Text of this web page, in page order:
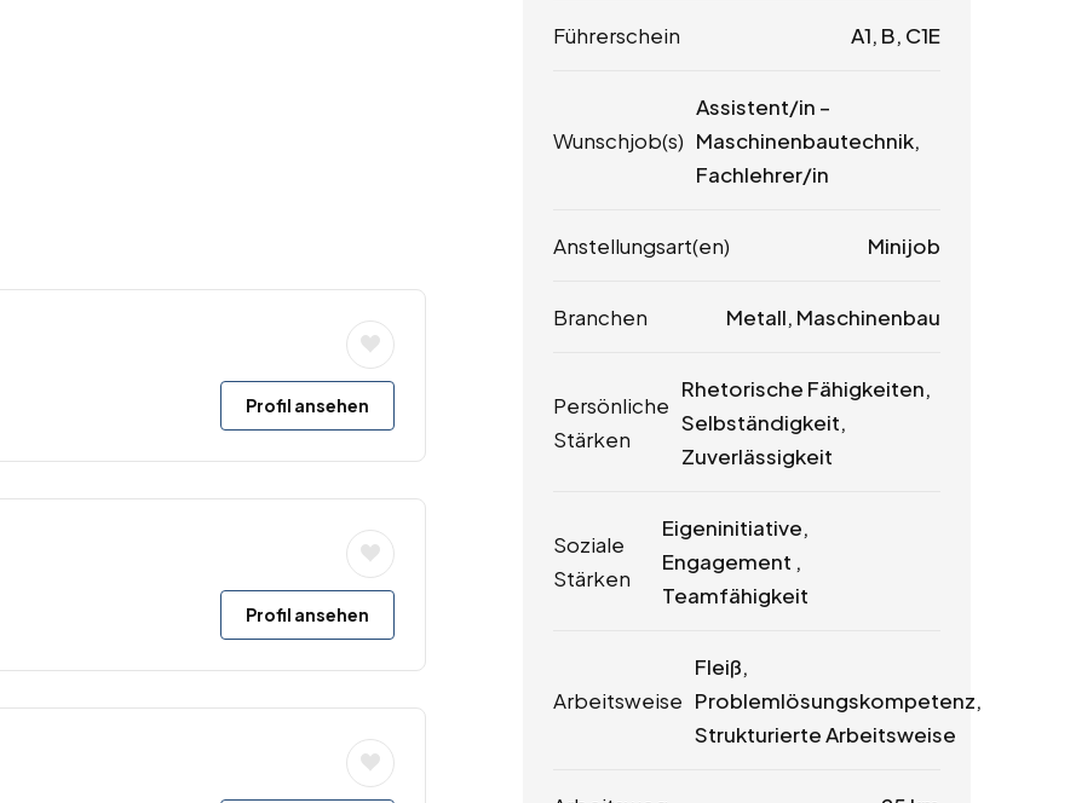
Profil ansehen
Profil ansehen
Führerschein A1, B, C1E
Wunschjob(s)
Assistent/in –
Maschinenbautechnik,
Fachlehrer/in
Anstellungsart(en) Minijob
Branchen Metall, Maschinenbau
Persönliche
Stärken
Rhetorische Fähigkeiten,
Selbständigkeit,
Zuverlässigkeit
Soziale
Stärken
Eigeninitiative,
Engagement ,
Teamfähigkeit
Arbeitsweise
Fleiß,
Problemlösungskompetenz,
Strukturierte Arbeitsweise